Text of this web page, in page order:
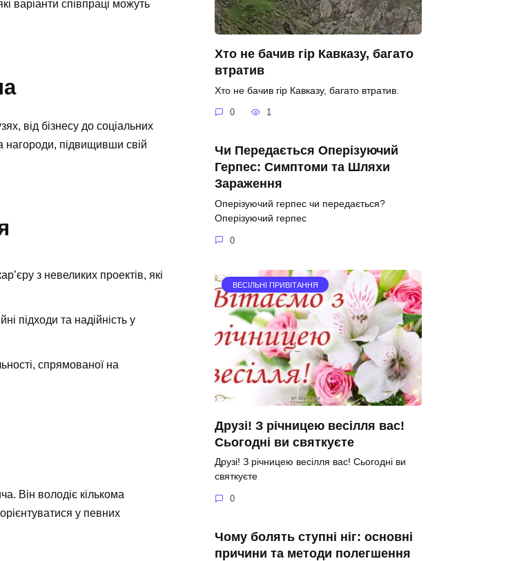
варіанти співпраці можуть
від бізнесу до соціальних
нагороди, підвищивши свій
з невеликих проектів, які
підходи та надійність у
спрямованої на
Він володіє кількома
у певних
Хто не бачив гір Кавказу, багато
втратив
Хто не бачив гір Кавказу, багато втратив.
0 1
Чи Передається Оперізуючий
Герпес: Симптоми та Шляхи
Зараження
Оперізуючий герпес чи передається?
Оперізуючий герпес
0
ВЕСІЛЬНІ ПРИВІТАННЯ
Друзі! З річницею весілля вас!
Сьогодні ви святкуєте
Друзі! З річницею весілля вас! Сьогодні ви
святкуєте
0
Чому болять ступні ніг: основні
причини та методи полегшення